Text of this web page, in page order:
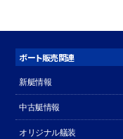
ボート販売関連
新艇情報
中古艇情報
オリジナル艤装